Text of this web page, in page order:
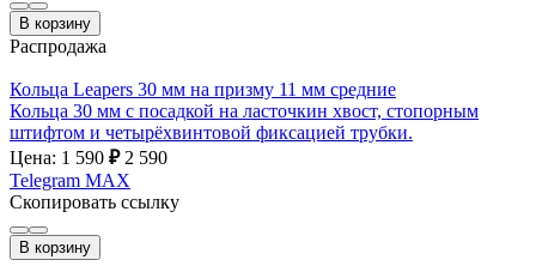
В корзину
Распродажа
Кольца Leapers 30 мм на призму 11 мм средние
Кольца 30 мм с посадкой на ласточкин хвост, стопорным
штифтом и четырёхвинтовой фиксацией трубки.
Цена: 1 590 ₽ 2 590
Telegram MAX
Скопировать ссылку
В корзину